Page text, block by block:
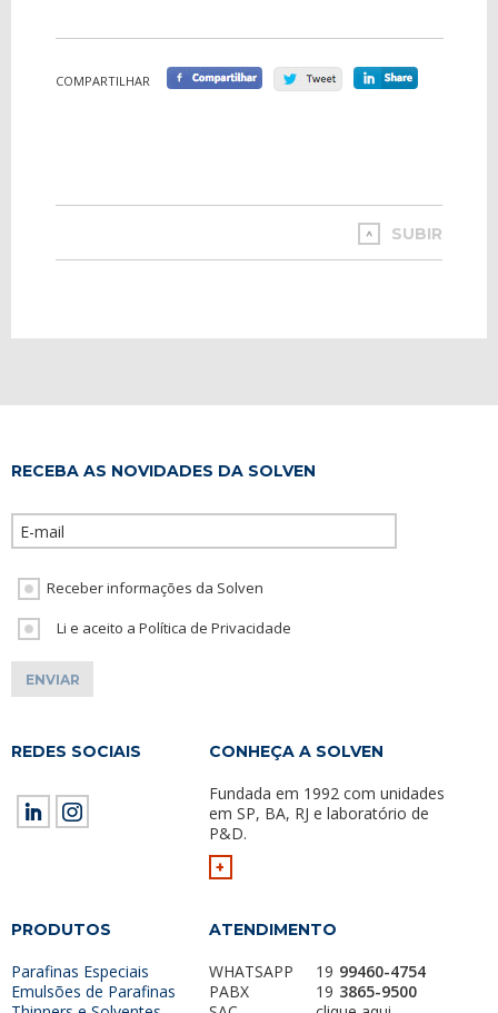
COMPARTILHAR
SUBIR
RECEBA AS NOVIDADES DA SOLVEN
Receber informações da Solven
Li e aceito a Política de Privacidade
REDES SOCIAIS CONHEÇA A SOLVEN
Fundada em 1992 com unidades
em SP, BA, RJ e laboratório de
P&D.
+
PRODUTOS
Parafinas Especiais
Emulsões de Parafinas
ATENDIMENTO
WHATSAPP
PABX
19 99460-4754
19 3865-9500